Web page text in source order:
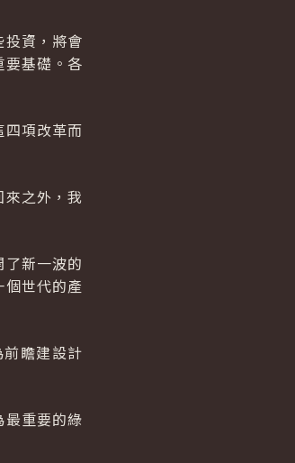
資，將會
基礎。各
四項改革而
之外，我
新一波的
世代的產
瞻建設計
重要的綠